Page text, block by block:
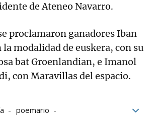
de Ateneo Navarro.
proclamaron ganadores Iban
modalidad de euskera, con su
bat Groenlandian, e Imanol
con Maravillas del espacio.
poemario